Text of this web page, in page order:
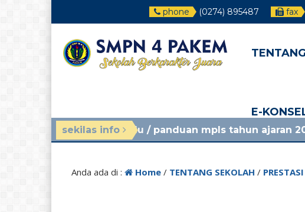
phone (0274) 895487 fax
TENTANG
E-
sekilas info
yang lalu/ panduan mpls tahun ajaran 2026/2027,
Anda ada di : Home/ TENTANG SEKOLAH /